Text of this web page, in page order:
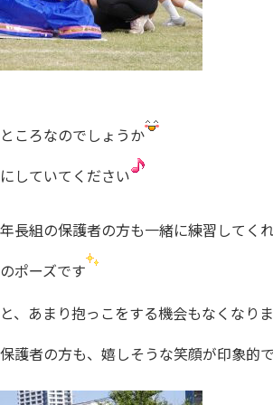
ころなのでしょうか
していてください
長組の保護者の方も一緒に練習してく
ポーズです
、あまり抱っこをする機会もなくなりま
護者の方も、嬉しそうな笑顔が印象的